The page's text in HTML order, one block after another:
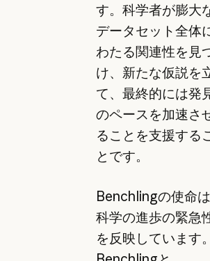
す。科学者が膨大
データセット全体
わたる関連性を見
け、新たな仮説を
て、最終的には発
のペースを加速さ
ることを支援する
とです。
Benchlingの使命は
科学の進歩の緊急
を反映しています。